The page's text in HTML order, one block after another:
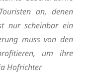
an, denen
nur scheinbar ein
muss von den
um ihre
Hofrichter